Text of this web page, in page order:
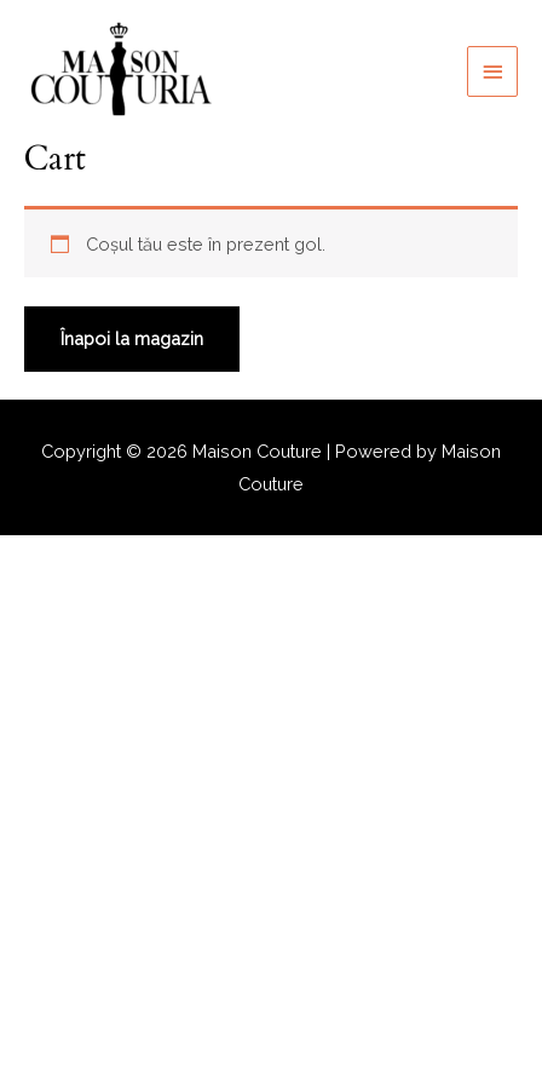
content
Main
Cart
Coșul tău este în prezent gol.
Înapoi la magazin
Copyright © 2026 Maison Couture | Powered by Maison
Couture